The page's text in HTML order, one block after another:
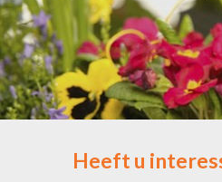
Heeft u